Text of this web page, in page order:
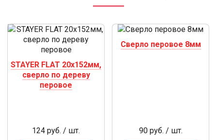
STAYER FLAT 20x152мм,
сверло по дереву
перовое
124 руб. / шт.
Сверло перовое 8мм
90 руб. / шт.